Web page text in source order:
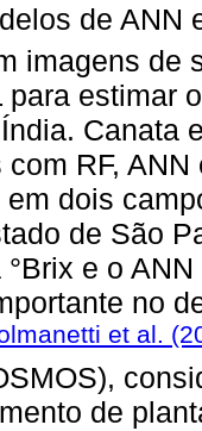
de ANN
imagens de
para estimar
Canata
RF,
dois
de São
e o
no
et al.
de